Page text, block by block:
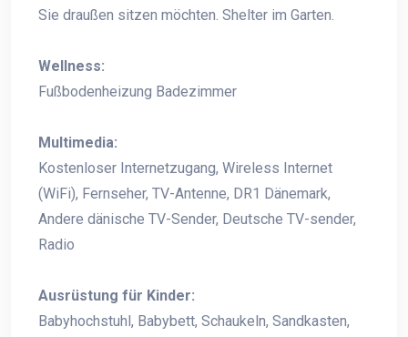
Sie draußen sitzen möchten. Shelter im Garten.
Wellness:
Fußbodenheizung Badezimmer
Multimedia:
Kostenloser Internetzugang, Wireless Internet
(WiFi), Fernseher, TV-Antenne, DR1 Dänemark,
Andere dänische TV-Sender, Deutsche TV-sender,
Radio
Ausrüstung für Kinder:
Babyhochstuhl, Babybett, Schaukeln, Sandkasten,